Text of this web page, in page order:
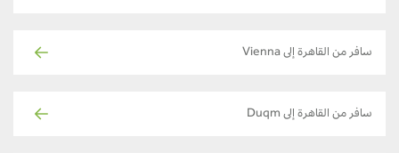
سافر من القاهرة إلى Vienna
سافر من القاهرة إلى Duqm